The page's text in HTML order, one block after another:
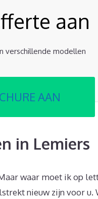
aan
verschillende modellen
AAN
in Lemiers
waar moet ik op
nieuw zijn voor u.